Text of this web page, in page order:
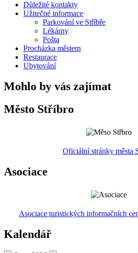
Důležité kontakty
Užitečné informace
Parkování ve Stříbře
Lékárny
Pošta
Procházka městem
Restaurace
Ubytování
Mohlo by vás zajímat
Město Stříbro
Oficiální stránky města
Asociace
Asociace turistických informačních
Kalendář